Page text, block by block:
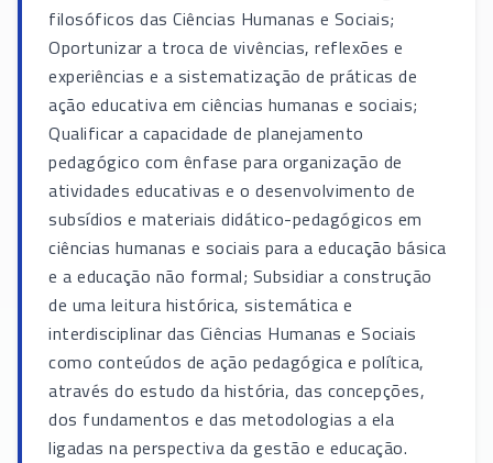
filosóficos das Ciências Humanas e Sociais;
Oportunizar a troca de vivências, reflexões e
experiências e a sistematização de práticas de
ação educativa em ciências humanas e sociais;
Qualificar a capacidade de planejamento
pedagógico com ênfase para organização de
atividades educativas e o desenvolvimento de
subsídios e materiais didático-pedagógicos em
ciências humanas e sociais para a educação básica
e a educação não formal; Subsidiar a construção
de uma leitura histórica, sistemática e
interdisciplinar das Ciências Humanas e Sociais
como conteúdos de ação pedagógica e política,
através do estudo da história, das concepções,
dos fundamentos e das metodologias a ela
ligadas na perspectiva da gestão e educação.